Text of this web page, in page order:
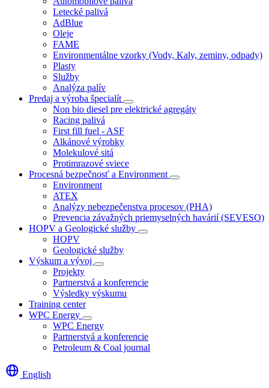
Letecké palivá
AdBlue
Oleje
FAME
Environmentálne vzorky (Vody, Kaly, zeminy, odpady)
Plasty
Služby
Analýza palív
Predaj a výroba špecialít
Non bio diesel pre elektrické agregáty
Racing palivá
First fill fuel - ASF
Alkánové výrobky
Molekulové sitá
Protimrazové sviece
Procesná bezpečnosť a Environment
Environment
ATEX
Analýzy nebezpečenstva procesov (PHA)
Prevencia závažných priemyselných havárií (SEVESO)
HOPV a Geologické služby
HOPV
Geologické služby
Výskum a vývoj
Projekty
Partnerstvá a konferencie
Výsledky výskumu
Training center
WPC Energy
WPC Energy
Partnerstvá a konferencie
Petroleum & Coal journal
English